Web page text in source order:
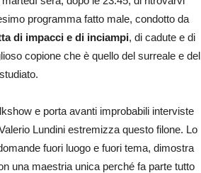
programma fatto male, condotto da
di impacci e di inciampi, di cadute e di
copione che è quello del surreale e del
e porta avanti improbabili interviste
Lundini estremizza questo filone. Lo
fuori luogo e fuori tema, dimostra
una maestria unica perché fa parte tutto